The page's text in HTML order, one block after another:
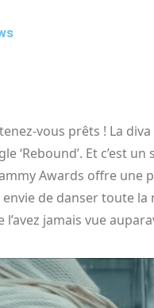
vous prêts ! La
‘Rebound’. Et c’est un
Awards offre une
de danser toute la
jamais vue